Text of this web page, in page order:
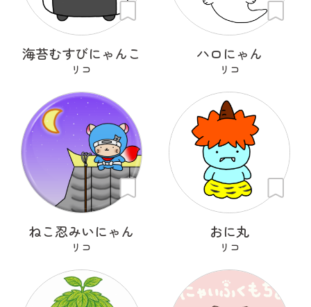
海苔むすびにゃんこ
リコ
ハロにゃん
リコ
ねこ忍みいにゃん
リコ
おに丸
リコ